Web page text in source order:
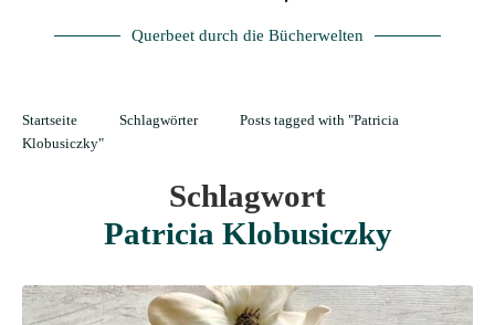
Querbeet durch die Bücherwelten
Startseite Schlagwörter
Posts tagged with "Patricia
Klobusiczky"
Schlagwort
Patricia Klobusiczky